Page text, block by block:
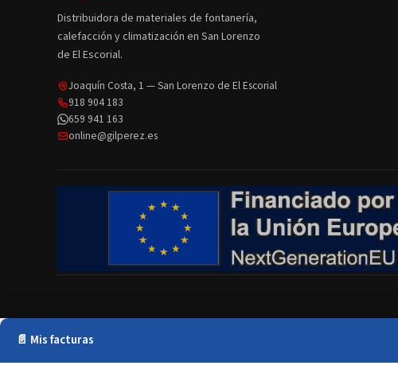
Distribuidora de materiales de fontanería,
calefacción y climatización en San Lorenzo
de El Escorial.
Joaquín Costa, 1 — San Lorenzo de El Escorial
918 904 183
659 941 163
online@gilperez.es
📄 Mis facturas